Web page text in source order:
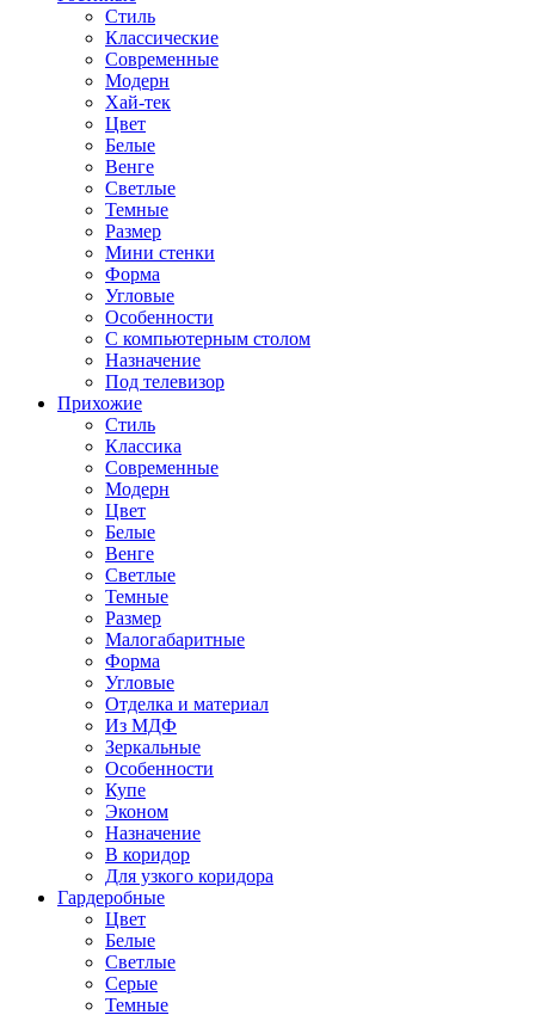
Стиль
Классические
Современные
Модерн
Хай-тек
Цвет
Белые
Венге
Светлые
Темные
Размер
Мини стенки
Форма
Угловые
Особенности
С компьютерным столом
Назначение
Под телевизор
Прихожие
Стиль
Классика
Современные
Модерн
Цвет
Белые
Венге
Светлые
Темные
Размер
Малогабаритные
Форма
Угловые
Отделка и материал
Из МДФ
Зеркальные
Особенности
Купе
Эконом
Назначение
В коридор
Для узкого коридора
Гардеробные
Цвет
Белые
Светлые
Серые
Темные